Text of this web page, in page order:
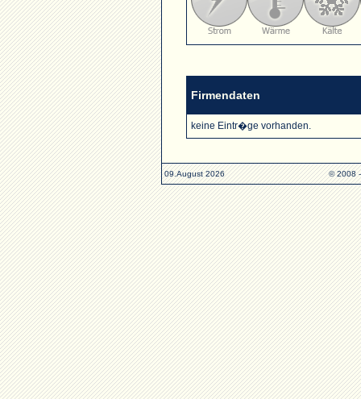
Firmendaten
keine Eintr�ge vorhanden.
09.August 2026 © 2008